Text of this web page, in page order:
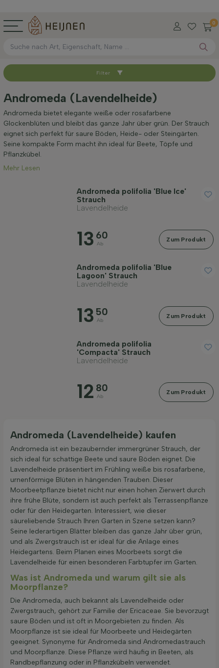
0
Sortieren nach
Höhe bei Lieferung (cm)
Maximale Höhe (cm)
Standort
Filter
Andromeda (Lavendelheide)
Andromeda bietet elegante weiße oder rosafarbene
Glockenblüten und bleibt das ganze Jahr über grün. Der Strauch
eignet sich perfekt für saure Böden, Heide- oder Steingärten.
Seine kompakte Form macht ihn ideal für Beete, Töpfe und
Pflanzkübel.
Mehr Lesen
Andromeda polifolia 'Blue Ice'
Strauch
Lavendelheide
13 60
Ab
Zum Produkt
Andromeda polifolia 'Blue
Lagoon' Strauch
Lavendelheide
13 50
Ab
Zum Produkt
Andromeda polifolia
'Compacta' Strauch
Lavendelheide
12 80
Ab
Zum Produkt
Andromeda (Lavendelheide) kaufen
Andromeda ist ein bezaubernder immergrüner Strauch, der
sich ideal für schattige Beete und saure Böden eignet. Die
Lavendelheide präsentiert im Frühling weiße bis rosafarbene,
urnenförmige Blüten in hängenden Trauben. Dieser
Moorbeetpflanze bietet nicht nur einen hohen Zierwert durch
ihre frühe Blüte, sondern ist auch perfekt als Terrassenpflanze
oder für den Heidegarten. Interessiert, wie dieser
säureliebende Strauch Ihren Garten in Szene setzen kann?
Seine lederartigen Blätter bleiben das ganze Jahr über grün,
und als Zwergstrauch ist er ideal für die Anlage eines
Heidegartens. Beim Planen eines Moorbeets sorgt die
Lavendelheide für einen besonderen Farbtupfer im Garten.
Was ist Andromeda und warum gilt sie als
Moorpflanze?
Die Andromeda, auch bekannt als Lavendelheide oder
Zwergstrauch, gehört zur Familie der Ericaceae. Sie bevorzugt
saure Böden und ist oft in Moorgebieten zu finden. Als
Moorpflanze ist sie ideal für Moorbeete und Heidegärten
geeignet. Synonyme für Andromeda sind Andromedastrauch
und Moorpflanze. Diese Pflanze wird häufig in Beeten, als
Randbepflanzung oder in Pflanzkübeln verwendet.